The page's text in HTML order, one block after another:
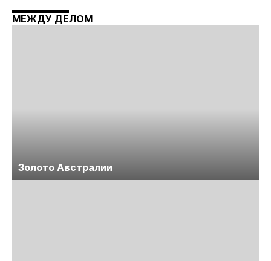
Майнинг»
МЕЖДУ ДЕЛОМ
Золото Австралии